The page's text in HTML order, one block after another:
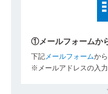
①メールフォームか
下記 メールフォームか
※メールアドレスの入